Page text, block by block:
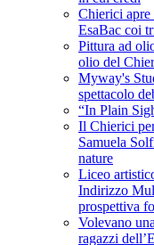
Chierici apre
EsaBac coi
Pittura ad
olio del
Myway's
spettacolo
“In Plain
Il Chierici
Samuela
nature
Liceo
Indirizzo
prospettiva
Volevano
ragazzi